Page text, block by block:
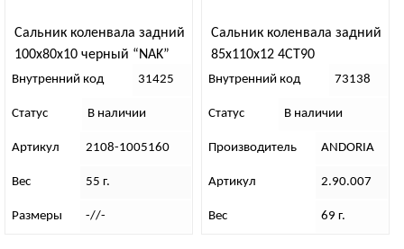
Сальник коленвала задний
100х80х10 черный “NAK”
(Тайвань)
Внутренний код 31425
Статус В наличии
Артикул 2108-1005160
Вес 55 г.
Размеры -//-
Сальник коленвала задний
85х110х12 4СТ90
Внутренний код 73138
Статус В наличии
Производитель ANDORIA
Артикул 2.90.007
Вес 69 г.